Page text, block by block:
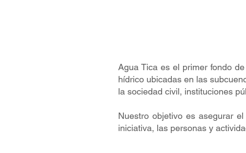
Agua Tica es el primer fondo
hídrico ubicadas en las
la sociedad civil, instituciones
Nuestro objetivo es asegurar
iniciativa, las personas y